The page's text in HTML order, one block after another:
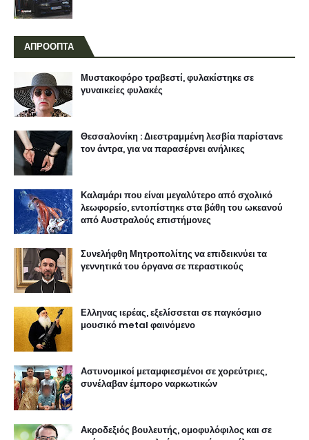
ΑΠΡΟΟΠΤΑ
Μυστακοφόρο τραβεστί, φυλακίστηκε σε
γυναικείες φυλακές
Θεσσαλονίκη : Διεστραμμένη λεσβία παρίστανε
τον άντρα, για να παρασέρνει ανήλικες
Καλαμάρι που είναι μεγαλύτερο από σχολικό
λεωφορείο, εντοπίστηκε στα βάθη του ωκεανού
από Αυστραλούς επιστήμονες
Συνελήφθη Μητροπολίτης να επιδεικνύει τα
γεννητικά του όργανα σε περαστικούς
Ελληνας ιερέας, εξελίσσεται σε παγκόσμιο
μουσικό metal φαινόμενο
Αστυνομικοί μεταμφιεσμένοι σε χορεύτριες,
συνέλαβαν έμπορο ναρκωτικών
Ακροδεξιός βουλευτής, ομοφυλόφιλος και σε